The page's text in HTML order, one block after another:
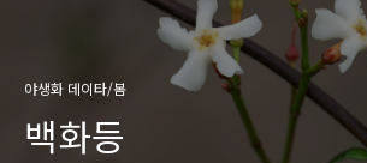
야생화 데이타/봄
백화등